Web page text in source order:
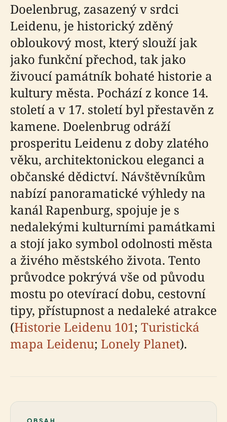
Doelenbrug, zasazený v srdci
Leidenu, je historický zděný
obloukový most, který slouží jak
jako funkční přechod, tak jako
živoucí památník bohaté historie a
kultury města. Pochází z konce 14.
století a v 17. století byl přestavěn z
kamene. Doelenbrug odráží
prosperitu Leidenu z doby zlatého
věku, architektonickou eleganci a
občanské dědictví. Návštěvníkům
nabízí panoramatické výhledy na
kanál Rapenburg, spojuje je s
nedalekými kulturními památkami
a stojí jako symbol odolnosti města
a živého městského života. Tento
průvodce pokrývá vše od původu
mostu po otevírací dobu, cestovní
tipy, přístupnost a nedaleké atrakce
(Historie Leidenu 101; Turistická
mapa Leidenu; Lonely Planet).